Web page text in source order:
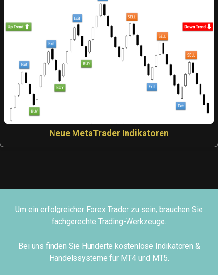
Neue MetaTrader Indikatoren
Um ein erfolgreicher Forex Trader zu sein, brauchen Sie
fachgerechte Trading-Werkzeuge.
Bei uns finden Sie Hunderte kostenlose Indikatoren &
Handelssysteme für MT4 und MT5.